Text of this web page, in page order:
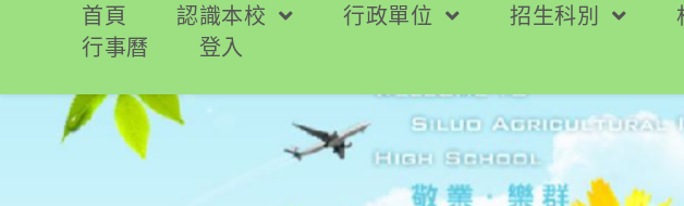
要
首頁 認識本校 行政單位 招生科別
行事曆
登入